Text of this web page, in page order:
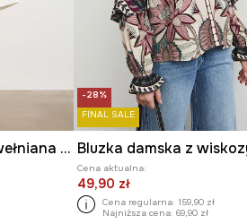
Bluzka damska bawełniana z elastanem z falbaną
-28%
FINAL SALE
Cena aktualna:
49,90 zł
Cena regularna: 159,90 zł
Najniższa cena: 69,90 zł